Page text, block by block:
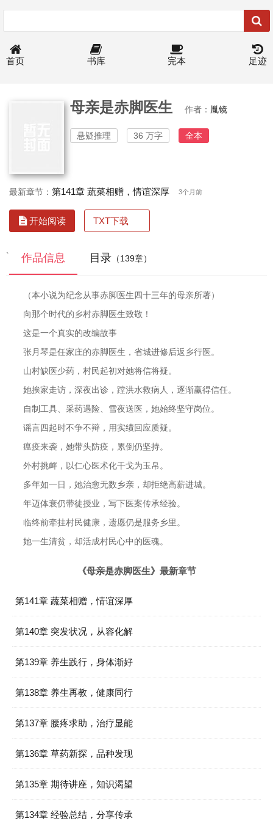
首页 书库 完本 足迹
母亲是赤脚医生 作者： 胤镜
悬疑推理 36 万字 全本
最新章节： 第141章 蔬菜相赠，情谊深厚 3个月前
开始阅读 TXT下载
` 作品信息 目录 （139章）
（本小说为纪念从事赤脚医生四十三年的母亲所著）
向那个时代的乡村赤脚医生致敬！
这是一个真实的改编故事
张月琴是任家庄的赤脚医生，省城进修后返乡行医。
山村缺医少药，村民起初对她将信将疑。
她挨家走访，深夜出诊，蹚洪水救病人，逐渐赢得信任。
自制工具、采药遇险、雪夜送医，她始终坚守岗位。
谣言四起时不争不辩，用实绩回应质疑。
瘟疫来袭，她带头防疫，累倒仍坚持。
外村挑衅，以仁心医术化干戈为玉帛。
多年如一日，她治愈无数乡亲，却拒绝高薪进城。
年迈体衰仍带徒授业，写下医案传承经验。
临终前牵挂村民健康，遗愿仍是服务乡里。
她一生清贫，却活成村民心中的医魂。
《母亲是赤脚医生》最新章节
第141章 蔬菜相赠，情谊深厚
第140章 突发状况，从容化解
第139章 养生践行，身体渐好
第138章 养生再教，健康同行
第137章 腰疼求助，治疗显能
第136章 草药新探，品种发现
第135章 期待讲座，知识渴望
第134章 经验总结，分享传承